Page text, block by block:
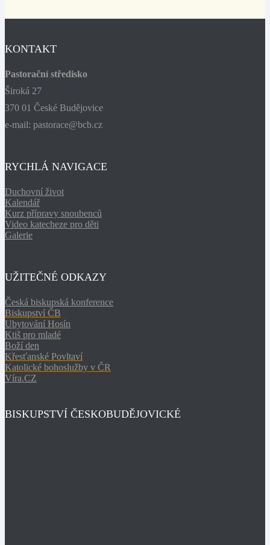
KONTAKT
Pastorační středisko
Široká 27
370 01 České Budějovice
e-mail: pastorace@bcb.cz
RYCHLÁ NAVIGACE
Duchovní život
Kalendář
Kurz přípravy snoubenců
Video katecheze pro děti
Galerie
UŽITEČNÉ ODKAZY
Česká biskupská konference
Biskupství ČB
Ubytování Hosín
Ktiš pro mladé
Boží den
Křesťanské Povltaví
Katolické bohoslužby v ČR
Víra.CZ
BISKUPSTVÍ ČESKOBUDĚJOVICKÉ